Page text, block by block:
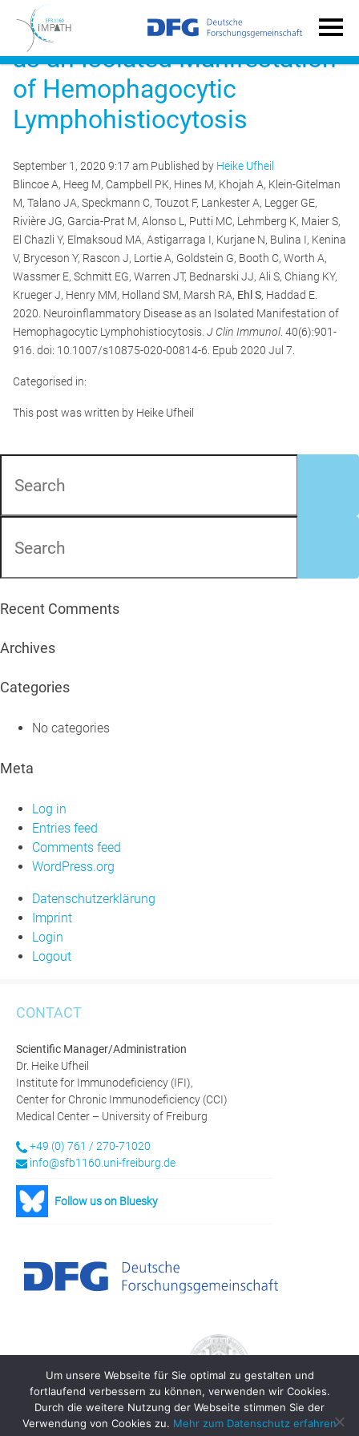
Neuroinflammatory Disease
as an Isolated Manifestation
of Hemophagocytic
Lymphohistiocytosis
September 1, 2020 9:17 am Published by Heike Ufheil
Blincoe A, Heeg M, Campbell PK, Hines M, Khojah A, Klein-Gitelman
M, Talano JA, Speckmann C, Touzot F, Lankester A, Legger GE,
Rivière JG, Garcia-Prat M, Alonso L, Putti MC, Lehmberg K, Maier S,
El Chazli Y, Elmaksoud MA, Astigarraga I, Kurjane N, Bulina I, Kenina
V, Bryceson Y, Rascon J, Lortie A, Goldstein G, Booth C, Worth A,
Wassmer E, Schmitt EG, Warren JT, Bednarski JJ, Ali S, Chiang KY,
Krueger J, Henry MM, Holland SM, Marsh RA, Ehl S, Haddad E.
2020. Neuroinflammatory Disease as an Isolated Manifestation of
Hemophagocytic Lymphohistiocytosis. J Clin Immunol . 40(6):901-
916. doi: 10.1007/s10875-020-00814-6. Epub 2020 Jul 7.
Categorised in:
This post was written by Heike Ufheil
Recent Comments
Archives
Categories
No categories
Meta
Log in
Entries feed
Comments feed
WordPress.org
Datenschutzerklärung
Imprint
Login
Logout
CONTACT
Scientific Manager/Administration
Dr. Heike Ufheil
Institute for Immunodeficiency (IFI),
Center for Chronic Immunodeficiency (CCI)
Medical Center – University of Freiburg
+49 (0) 761 / 270-71020
info@sfb1160.uni-freiburg.de
Follow us on Bluesky
Um unsere Webseite für Sie optimal zu gestalten und
fortlaufend verbessern zu können, verwenden wir Cookies.
Durch die weitere Nutzung der Webseite stimmen Sie der
Verwendung von Cookies zu. Mehr zum Datenschutz erfahren